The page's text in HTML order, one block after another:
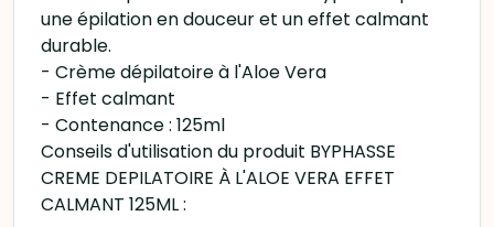
une épilation en douceur et un effet calmant
durable.
- Crème dépilatoire à l'Aloe Vera
- Effet calmant
- Contenance : 125ml
Conseils d'utilisation du produit BYPHASSE
CREME DEPILATOIRE À L'ALOE VERA EFFET
CALMANT 125ML :